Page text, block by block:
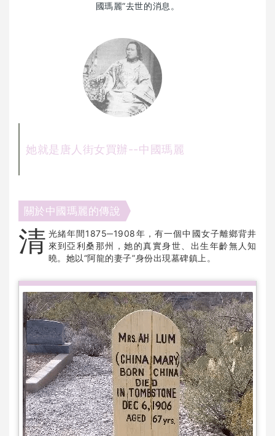
國瑪麗”去世的消息。
她就是唐人街女買辦--中國瑪麗
關於中國瑪麗的傳說
清 光緒年間1875─1908年，有一個中國女子離鄉背井
來到亞利桑那州，她的真實身世、出生年齡無人知
曉。她以“阿龍的妻子”身份出現墓碑鎮上。